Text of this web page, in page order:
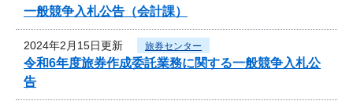
一般競争入札公告（会計課）
2024年2月15日更新 旅券センター
令和6年度旅券作成委託業務に関する一般競争入札公
告